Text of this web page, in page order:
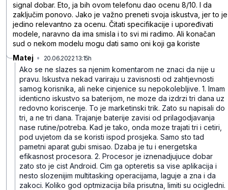
signal dobar. Eto, ja bih ovom telefonu dao ocenu 8/10. I da
zaključim ponovo. Jako je važno preneti svoja iskustva, jer to je
jedino relevantno za ocenu. Čitati specifikacije i upoređivati
modele, naravno da ima smisla i to svi mi radimo. Ali konačan
sud o nekom modelu mogu dati samo oni koji ga koriste
Matej • 20.06.2022 13:15h
Ako se ne slazes sa njenim komentarom ne znaci da nije u
pravu. Iskustva nekad variraju u zavisnosti od zahtjevnosti
samog korisnika, ali neke cinjenice su nepokolebljive. 1. Imam
identicno iskustvo sa baterijom, ne moze da izdrzi tri dana uz
redovno koriscenje. To je marketinski trik. Zato su napisali do
tri, a ne tri dana. Trajanje baterije zavisi od prilagodjavanja
nase rutine/potreba. Kad je tako, onda moze trajati tri i cetiri,
pod uvjetom da se koristi ispod prosjeka. Samo sto tad
pametni aparat gubi smisao. Dzaba je tu i energetska
efikasnost procesora. 2. Procesor je iznenadjujuce dobar
zato sto je cist Android. Cim ga opteretis sa vise aplikacija i
nesto slozenijim multitasking operacijama, laguje a zna i da
zakoci. Koliko god optmizacija bila prisutna, limiti su ocigledni.